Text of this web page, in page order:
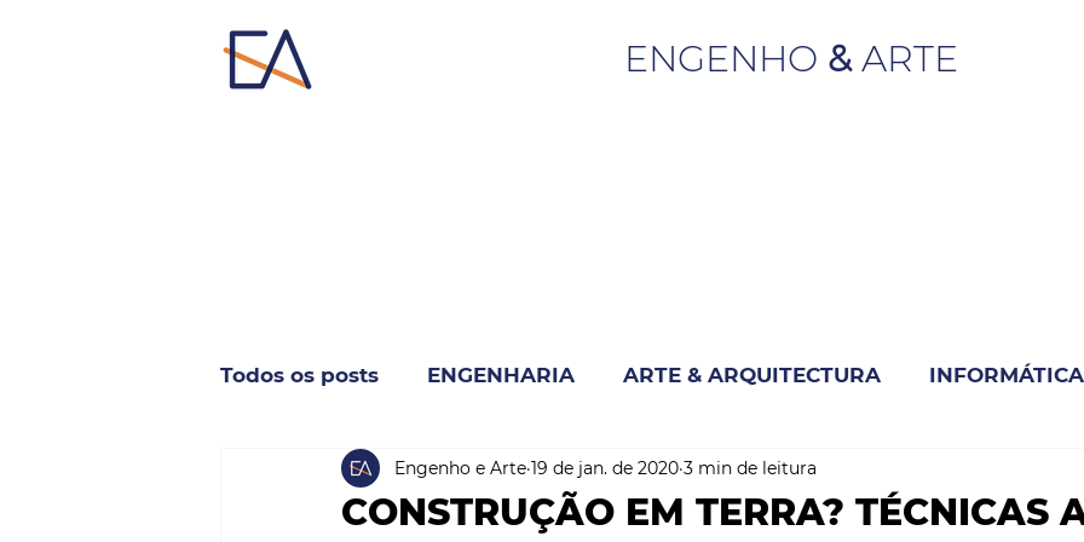
ENGENHO &ARTE
Todos os posts ENGENHARIA ARTE & ARQUITECTURA
INDUSTRIA & NEGÓCIO INOVAÇÃO & SUSTENTABILIDADE
CONSTRUÇÃO EM TERRA? TÉCNICAS
Engenho e Arte 19 de jan. de 2020 3 min de leitura